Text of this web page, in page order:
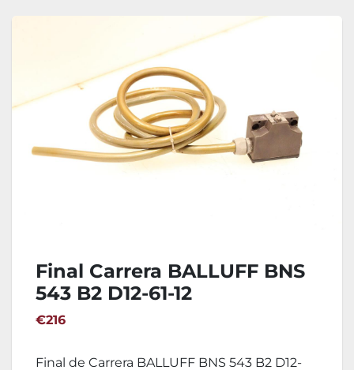
Final Carrera BALLUFF BNS
543 B2 D12-61-12
€216
Final de Carrera BALLUFF BNS 543 B2 D12-